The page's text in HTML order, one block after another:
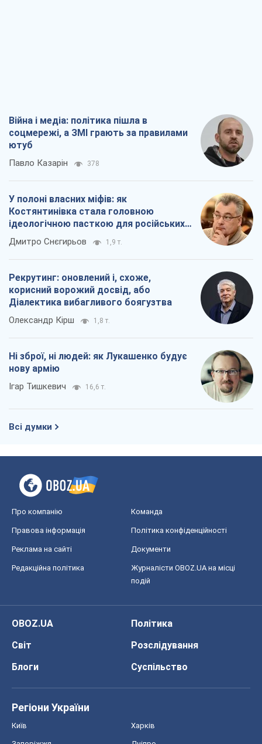
Війна і медіа: політика пішла в
соцмережі, а ЗМІ грають за правилами
ютуб
Павло Казарін 378
У полоні власних міфів: як
Костянтинівка стала головною
ідеологічною пасткою для російських
окупантів
Дмитро Снєгирьов 1,9 т.
Рекрутинг: оновлений і, схоже,
корисний ворожий досвід, або
Діалектика вибагливого боягузтва
Олександр Кірш 1,8 т.
Ні зброї, ні людей: як Лукашенко будує
нову армію
Ігар Тишкевич 16,6 т.
Всі думки
Про компанію Команда
Правова інформація Політика конфіденційності
Реклама на сайті Документи
Редакційна політика
Журналісти OBOZ.UA на місці
подій
OBOZ.UA
Політика
Світ
Розслідування
Блоги
Суспільство
Регіони України
Київ Харків